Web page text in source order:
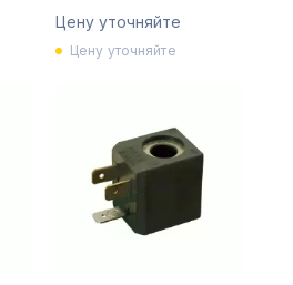
Цену уточняйте
Цену уточняйте